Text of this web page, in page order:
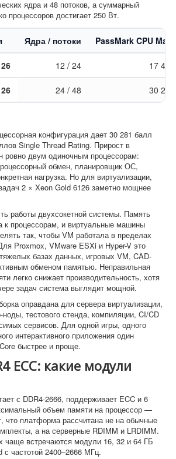
ядра и 48 потоков, а суммарный
процессоров достигает 250 Вт.
Ядра / потоки PassMark CPU Mark
12 / 24 17 492
24 / 48 30 281
конфигурация дает 30 281 балл
Single Thread Rating. Прирост в
ровно двум одиночным процессорам:
обмен, планировщик ОС,
нагрузка. Но для виртуализации,
2 × Xeon Gold 6126 заметно мощнее
работы двухсокетной системы. Память
к процессорам, и виртуальные машины
так, чтобы VM работала в пределах
Proxmox, VMware ESXi и Hyper-V это
базах данных, игровых VM, CAD-
обменом памятью. Неправильная
легко снижает производительность, хотя
задач система выглядит мощной.
оправдана для сервера виртуализации,
тестового стенда, компиляции, CI/CD
сервисов. Для одной игры, одного
интерактивного приложения один
быстрее и проще.
ECC: какие модули
с DDR4-2666, поддерживает ECC и 6
объем памяти на процессор —
что платформа рассчитана не на обычные
а на серверные RDIMM и LRDIMM.
чаще встречаются модули 16, 32 и 64 ГБ
с частотой 2400–2666 МГц.